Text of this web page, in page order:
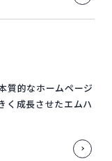
質的なホームページ
く成長させたエムハ